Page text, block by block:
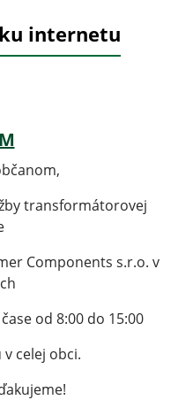
internetu
transformátorovej
Components s.r.o. v
od 8:00 do 15:00
celej obci.